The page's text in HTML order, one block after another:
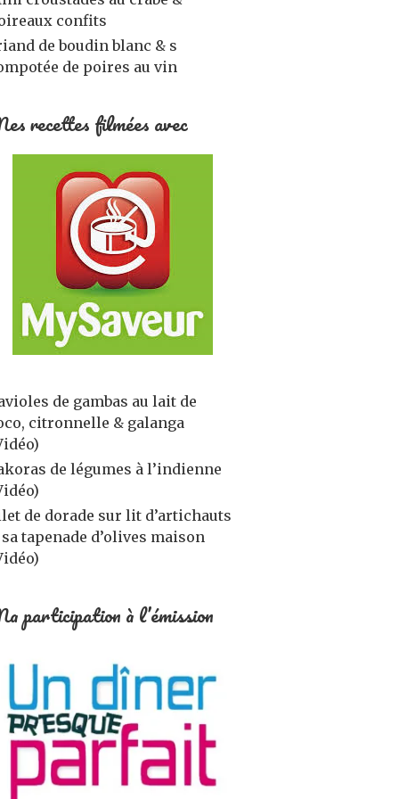
confits
de boudin blanc & s
de poires au vin
recettes filmées avec
de gambas au lait de
citronnelle & galanga
de légumes à l’indienne
de dorade sur lit d’artichauts
sa tapenade d’olives maison
participation à l’émission